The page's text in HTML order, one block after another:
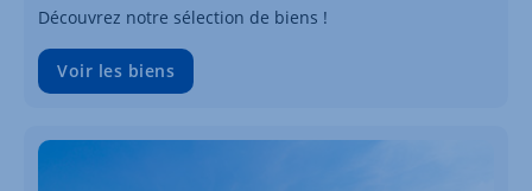
Découvrez notre sélection de biens !
Voir les biens